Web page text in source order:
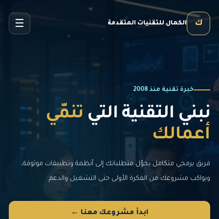
ك الكمال للتقنيات المتقدمة ☰
خبرة تقنية منذ 2008
نبني التقنية التي تنمّي
أعمالك
فريق برمجي متكامل يحوّل متطلباتك إلى أنظمة وتطبيقات موثوقة،
ويواكب مشروعك من الفكرة الأولى حتى التشغيل والدعم.
ابدأ مشروعك معنا ←